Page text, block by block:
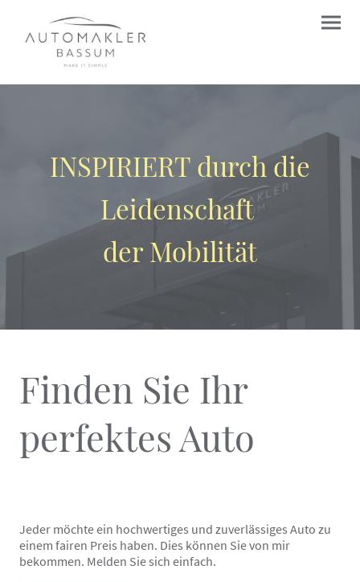
INSPIRIERT durch die
Leidenschaft
der Mobilität
Finden Sie Ihr
perfektes Auto
Jeder möchte ein hochwertiges und zuverlässiges Auto zu
einem fairen Preis haben. Dies können Sie von mir
bekommen. Melden Sie sich einfach.